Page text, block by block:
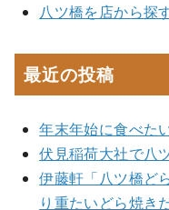
八ツ橋を店から探
最近の投稿
年末年始に食べた
伏見稲荷大社で八
伊藤軒「八ツ橋ど
り重たいどら焼き